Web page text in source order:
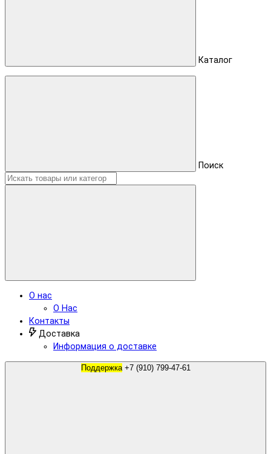
Каталог
Поиск
О нас
О Нас
Контакты
Доставка
Информация о доставке
Поддержка +7 (910) 799-47-61